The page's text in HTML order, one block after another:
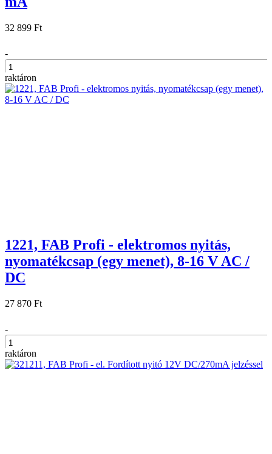
32 899 Ft
-
+
raktáron
1221, FAB Profi - elektromos nyitás,
nyomatékcsap (egy menet), 8-16 V AC /
DC
27 870 Ft
-
+
raktáron